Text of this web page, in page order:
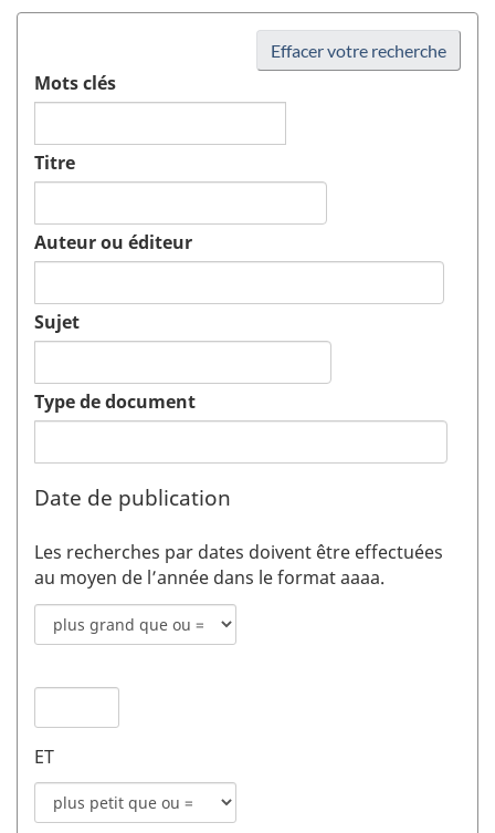
Effacer votre recherche
Mots clés
Titre
Auteur ou éditeur
Sujet
Type de document
Date de publication
Les recherches par dates doivent être effectuées
au moyen de l’année dans le format aaaa.
Mode
de
pour
publication
champs
1
Date
1
ET
Mode
de